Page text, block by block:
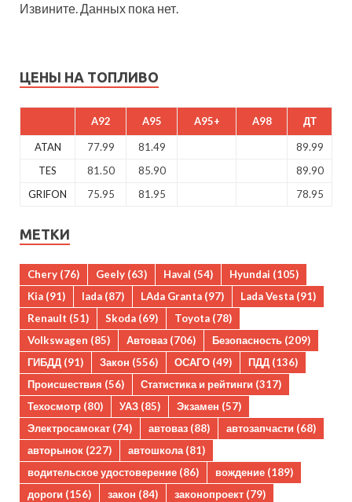
Извините. Данных пока нет.
ЦЕНЫ НА ТОПЛИВО
A92 A95 A95+ A98 ДТ
ATAN 77.99 81.49
89.99
TES
81.50 85.90
89.90
GRIFON
75.95 81.95 78.95
МЕТКИ
Chery (76) Geely (63) Haval (54) Hyundai (105)
Kia (91) lada (87) LAda Granta (97) Lada Vesta (91)
Renault (51) Skoda (69) Toyota (78)
Volkswagen (85) Автоваз (706) Безопасность (209)
ГИБДД (91) Закон (556) ОСАГО (49) ПДД (136)
Происшествия (56) Статистика и рейтинги (317)
Техосмотр (80) УАЗ (85) Экзамен (57)
Электросамокат (74) автоваз (88) автозапчасти (68)
авторынок (227) автошкола(81)
водительское удостоверение (86) вождение (189)
дороги (156) закон (84) законопроект (79)